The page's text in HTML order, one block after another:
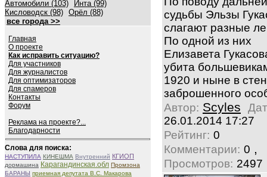
Автомобили (103)
Инта (99)
Кисловодск (98) Орёл (88)
все города >>
Главная
О проекте
Как исправить ситуацию?
Для участников
Для журналистов
Для оптимизаторов
Для спамеров
Контакты
Форум
Реклама на проекте?...
Благодарности
Слова для поиска:
НАСТУПИЛА КИНЕШМА Внутренний КГИОП
дормашина Карагандинская.обл Промзона
БАРАНЫ приемная депутата В.С. Макарова
судьбы Эльзы
слагают разные
По одной из них
Елизавета
убита
1920 и ныне в
заброшенного
Автор: Scyles
26.01.2014 17:27
Рейтинг: 0
Комментарии: 0 ,
Просмотров: 2497